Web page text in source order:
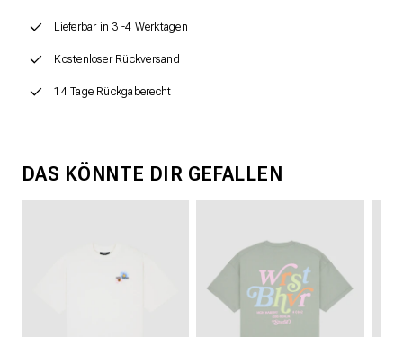
Lieferbar in 3 -4 Werktagen
Kostenloser Rückversand
14 Tage Rückgaberecht
DAS KÖNNTE DIR GEFALLEN